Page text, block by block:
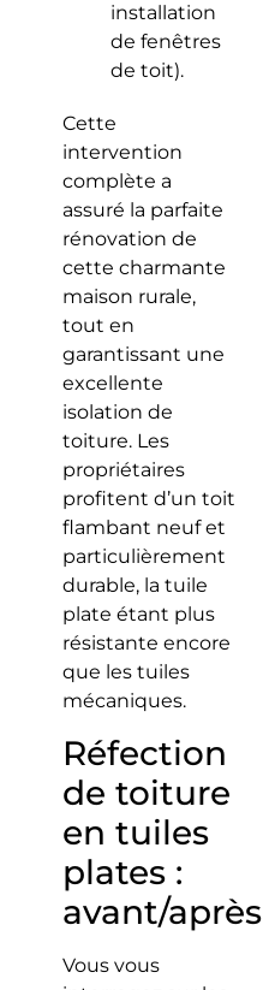
installation
de fenêtres
de toit).
Cette
intervention
complète a
assuré la parfaite
rénovation de
cette charmante
maison rurale,
tout en
garantissant une
excellente
isolation de
toiture. Les
propriétaires
profitent d’un toit
flambant neuf et
particulièrement
durable, la tuile
plate étant plus
résistante encore
que les tuiles
mécaniques.
Réfection
de toiture
en tuiles
plates :
avant/après
Vous vous